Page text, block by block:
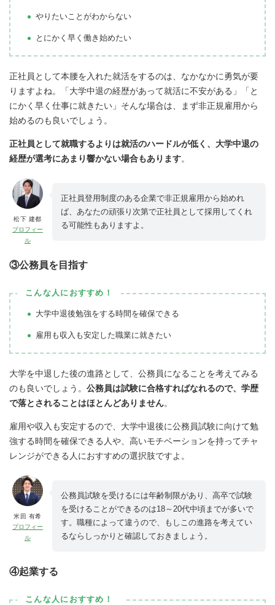
やりたいことがわからない
とにかく早く働き始めたい
正社員として本腰を入れた就活をするのは、なかなかに勇気が要
りますよね。「大学中退の経歴があって就活に不安がある」「と
にかく早く仕事に就きたい」そんな場合は、まず非正規雇用から
始めるのも良いでしょう。
正社員として就職するよりは就活のハードルが低く、大学中退の
経歴が選考にあまり響かない場合もあります。
松下 建都
プロフィー
ル
正社員登用制度のある企業で非正規雇用から始めれ
ば、あなたの頑張り次第で正社員として採用してくれ
る可能性もありますよ。
③公務員を目指す
こんな人におすすめ！
大学中退後勉強をする時間を確保できる
雇用も収入も安定した職業に就きたい
大学を中退した後の進路として、公務員になることを考えてみる
のも良いでしょう。 公務員は試験に合格すればなれるので、学歴
で落とされることはほとんどありません。
雇用や収入も安定するので、大学中退後に公務員試験に向けて勉
強する時間を確保できる人や、高いモチベーションを持ってチャ
レンジができる人におすすめの選択肢ですよ。
米田 有希
プロフィー
ル
公務員試験を受けるには年齢制限があり、高卒で試験
を受けることができるのは18～20代中頃までが多いで
す。職種によって違うので、もしこの進路を考えてい
るならしっかりと確認しておきましょう。
④起業する
こんな人におすすめ！